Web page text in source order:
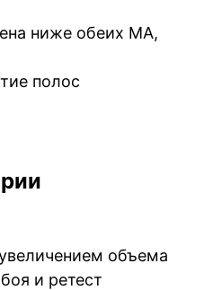
ниже обеих MA,
полос
объема
и ретест